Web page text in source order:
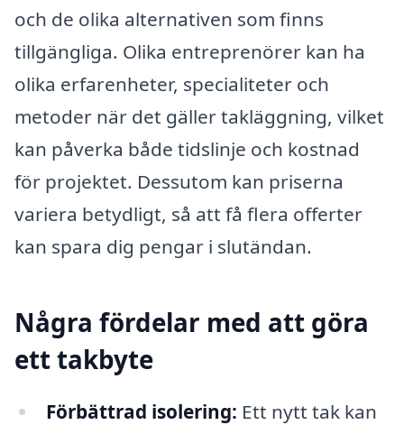
och de olika alternativen som finns
tillgängliga. Olika entreprenörer kan ha
olika erfarenheter, specialiteter och
metoder när det gäller takläggning, vilket
kan påverka både tidslinje och kostnad
för projektet. Dessutom kan priserna
variera betydligt, så att få flera offerter
kan spara dig pengar i slutändan.
Några fördelar med att göra
ett takbyte
Förbättrad isolering: Ett nytt tak kan